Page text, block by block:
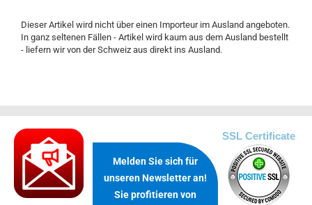
Dieser Artikel wird nicht über einen Importeur im Ausland angeboten.
In ganz seltenen Fällen - Artikel wird kaum aus dem Ausland bestellt
- liefern wir von der Schweiz aus direkt ins Ausland.
Melden Sie sich für
unseren Newsletter an!
Sie profitieren von
SSL Certificate